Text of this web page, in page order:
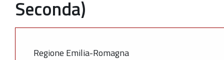
Seconda)
Regione Emilia-Romagna